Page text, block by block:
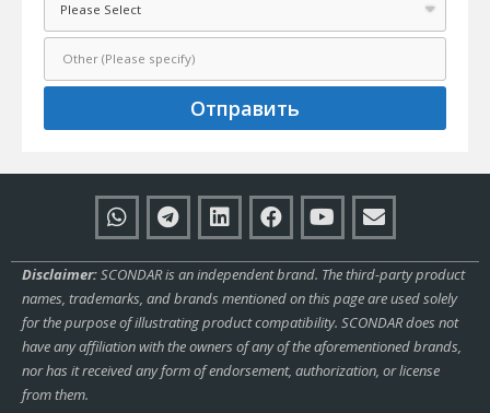
Отправить
Disclaimer:SCONDAR is an independent brand. The third-party product
names, trademarks, and brands mentioned on this page are used solely
for the purpose of illustrating product compatibility. SCONDAR does not
have any affiliation with the owners of any of the aforementioned brands,
nor has it received any form of endorsement, authorization, or license
from them.